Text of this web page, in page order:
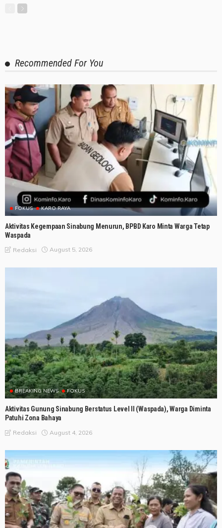
Recommended For You
FOKUS KARO RAYA
Aktivitas Kegempaan Sinabung Menurun, BPBD Karo Minta Warga Tetap
Waspada
Redaksi August 5, 2026
BREAKING NEWS FOKUS
Aktivitas Gunung Sinabung Berstatus Level II (Waspada), Warga Diminta
Patuhi Zona Bahaya
Redaksi August 4, 2026